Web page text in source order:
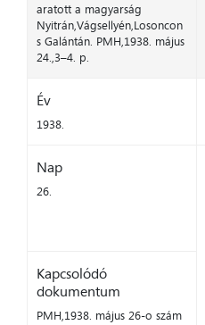
aratott a magyarság
Nyitrán,Vágsellyén,Losoncon
s Galántán. PMH,1938. május
24.,3–4. p.
Év
1938.
Nap
26.
Kapcsolódó
dokumentum
PMH,1938. május 26-o szám